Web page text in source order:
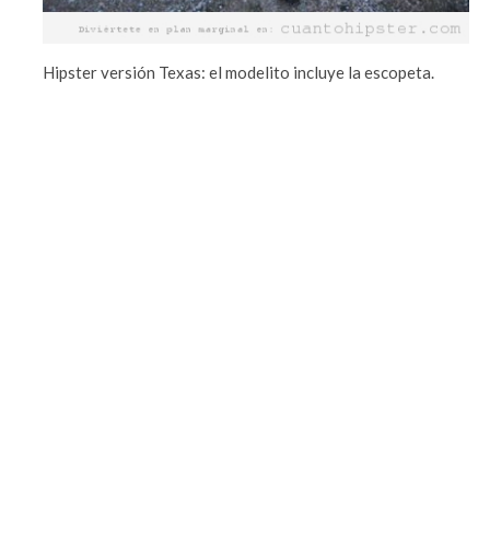
Hipster versión Texas: el modelito incluye la escopeta.